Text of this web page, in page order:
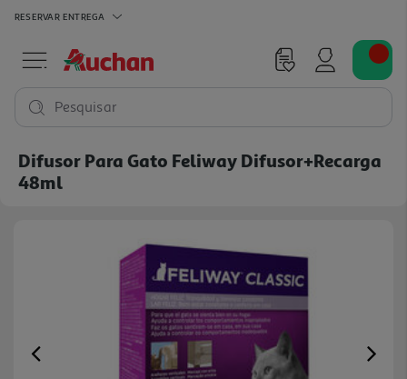
RESERVAR ENTREGA
Pesquisar
Difusor Para Gato Feliway Difusor+recarga
48ml
Previous